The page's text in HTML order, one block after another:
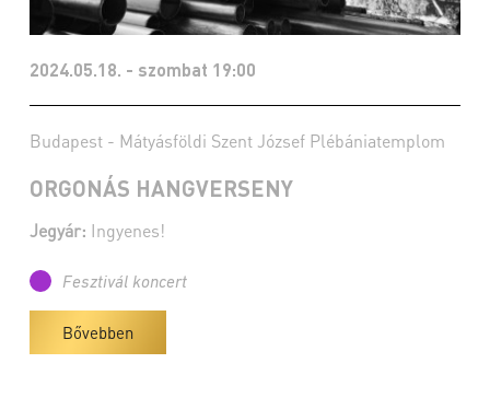
2024.05.18. - szombat 19:00
Budapest - Mátyásföldi Szent József Plébániatemplom
ORGONÁS HANGVERSENY
Jegyár: Ingyenes!
Fesztivál koncert
Bővebben